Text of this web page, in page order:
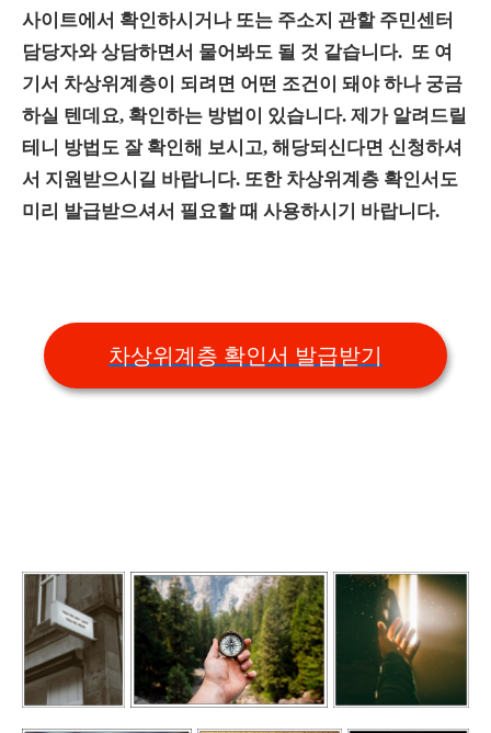
사이트에서 확인하시거나 또는 주소지 관할 주민센터
담당자와 상담하면서 물어봐도 될 것 같습니다. 또 여
기서 차상위계층이 되려면 어떤 조건이 돼야 하나 궁금
하실 텐데요, 확인하는 방법이 있습니다. 제가 알려드릴
테니 방법도 잘 확인해 보시고, 해당되신다면 신청하셔
서 지원받으시길 바랍니다. 또한 차상위계층 확인서도
미리 발급받으셔서 필요할 때 사용하시기 바랍니다.
차상위계층 확인서 발급받기